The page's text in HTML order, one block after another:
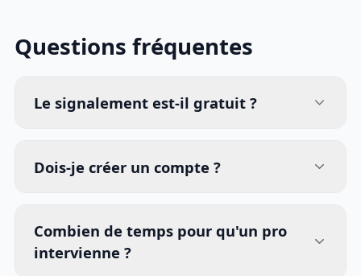
Questions fréquentes
Le signalement est-il gratuit ?
Dois-je créer un compte ?
Combien de temps pour qu'un pro
intervienne ?